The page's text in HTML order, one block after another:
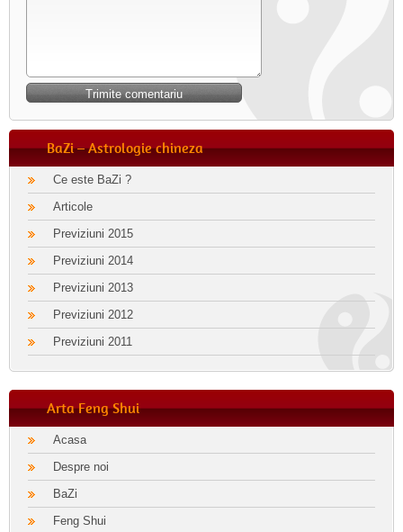
BaZi – Astrologie chineza
Ce este BaZi ?
Articole
Previziuni 2015
Previziuni 2014
Previziuni 2013
Previziuni 2012
Previziuni 2011
Arta Feng Shui
Acasa
Despre noi
BaZi
Feng Shui